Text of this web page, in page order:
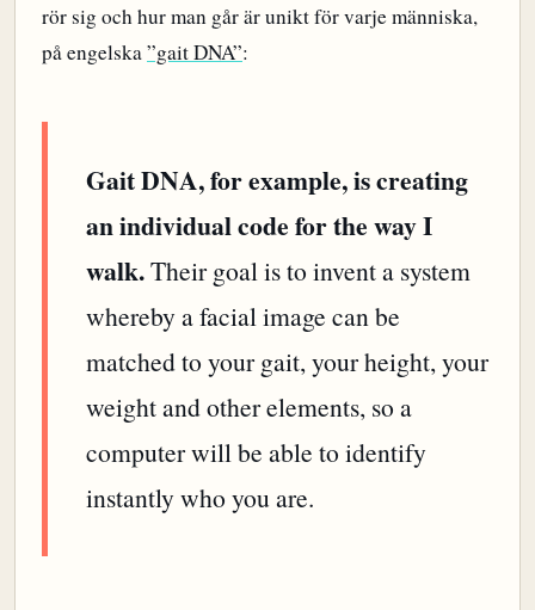
rör sig och hur man går är unikt för varje människa,
på engelska”gait DNA”:
Gait DNA, for example, is creating
an individual code for the way I
walk.Their goal is to invent a system
whereby a facial image can be
matched to your gait, your height, your
weight and other elements, so a
computer will be able to identify
instantly who you are.